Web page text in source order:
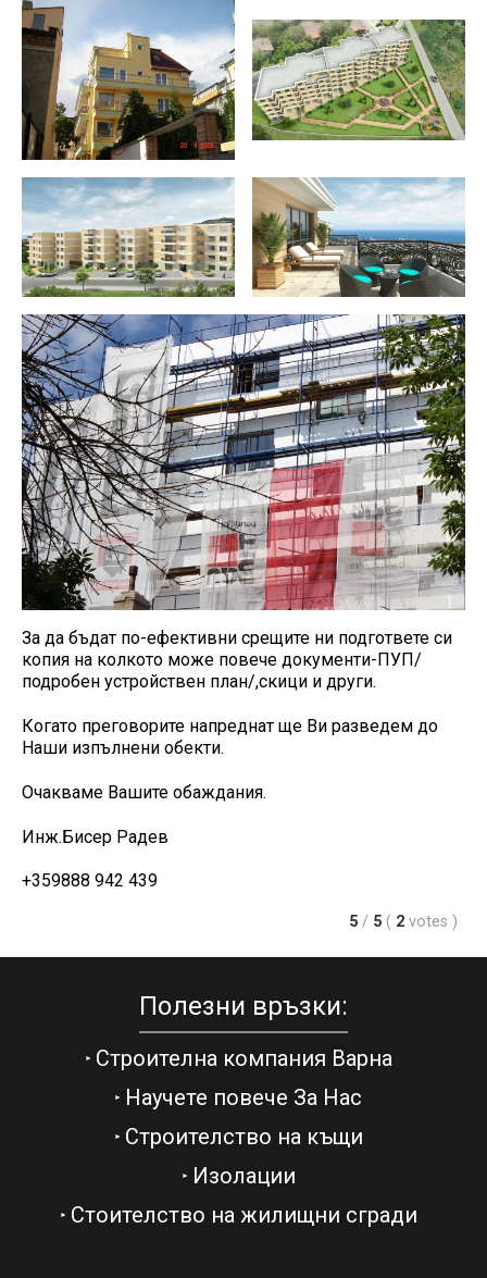
За да бъдат по-ефективни срещите ни подгответе си
копия на колкото може повече документи-ПУП/
подробен устройствен план/,скици и други.
Когато преговорите напреднат ще Ви разведем до
Наши изпълнени обекти.
Очакваме Вашите обаждания.
Инж.Бисер Радев
+359888 942 439
5 / 5 ( 2 votes )
Полезни връзки:
Строителна компания Варна
Научете повече За Нас
Строителство на къщи
Изолации
Стоителство на жилищни сгради